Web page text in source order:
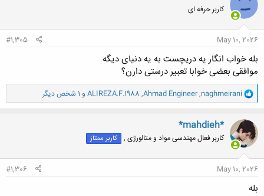
ه
ا
کاربر حرفه ای
May 10, 2026
#1,305
بله خواب انگار یه دریچست به یه دنیای دیگه
موافقی بعضی خوابا تعبیر درستی دارن؟
و
ا
ک
ن
ش
ه
ا
naghmeirani
,
Ahmad Engineer
,
ALIREZA.F.1988 و 1 شخص دیگر
*mahdieh*
کاربر فعال مهندسی مواد و متالورژی , کاربر ممتاز
May 10, 2026
#1,306
بله